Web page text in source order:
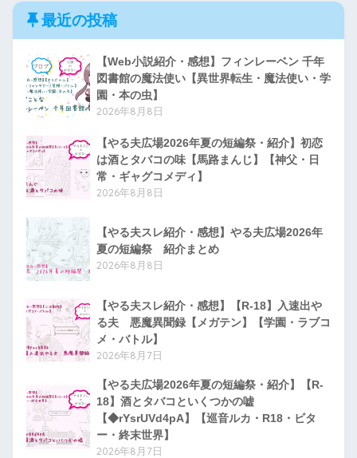
最近の投稿
【Web小説紹介・感想】フィンレーベン 千年
図書館の魔法使い【異世界転生・魔法使い・学
園・本の虫】
2026年8月8日
【やる夫広場2026年夏の短編祭・紹介】初恋
は酒とタバコの味【馬路まんじ】【神父・日
常・ギャグコメディ】
2026年8月8日
【やる夫スレ紹介・感想】やる夫広場2026年
夏の短編祭 紹介まとめ
2026年8月8日
【やる夫スレ紹介・感想】【R-18】入速出や
る夫 悪魔異聞録【メガテン】【学園・ラブコ
メ・バトル】
2026年8月7日
【やる夫広場2026年夏の短編祭・紹介】【R-
18】酒とタバコといくつかの嘘
【◆rYsrUVd4pA】【巡音ルカ・R18・ビタ
ー・終末世界】
2026年8月7日